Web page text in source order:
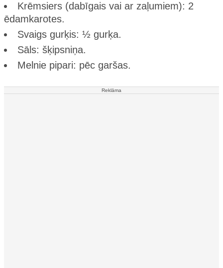
Krēmsiers (dabīgais vai ar zaļumiem): 2
ēdamkarotes.
Svaigs gurķis: ½ gurķa.
Sāls: šķipsniņa.
Melnie pipari: pēc garšas.
Reklāma